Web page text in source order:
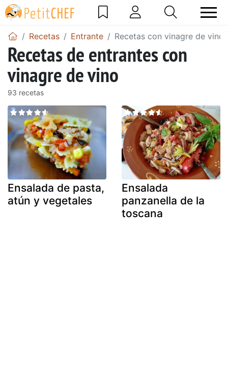
Recetas Entrante Recetas con vinagre de vino
Recetas de entrantes con
vinagre de vino
93 recetas
Ensalada de pasta,
atún y vegetales
Ensalada
panzanella de la
toscana